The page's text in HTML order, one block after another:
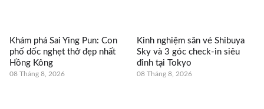
Khám phá Sai Ying Pun: Con
phố dốc nghẹt thở đẹp nhất
Hồng Kông
08 Tháng 8, 2026
Kinh nghiệm săn vé Shibuya
Sky và 3 góc check-in siêu
đỉnh tại Tokyo
08 Tháng 8, 2026